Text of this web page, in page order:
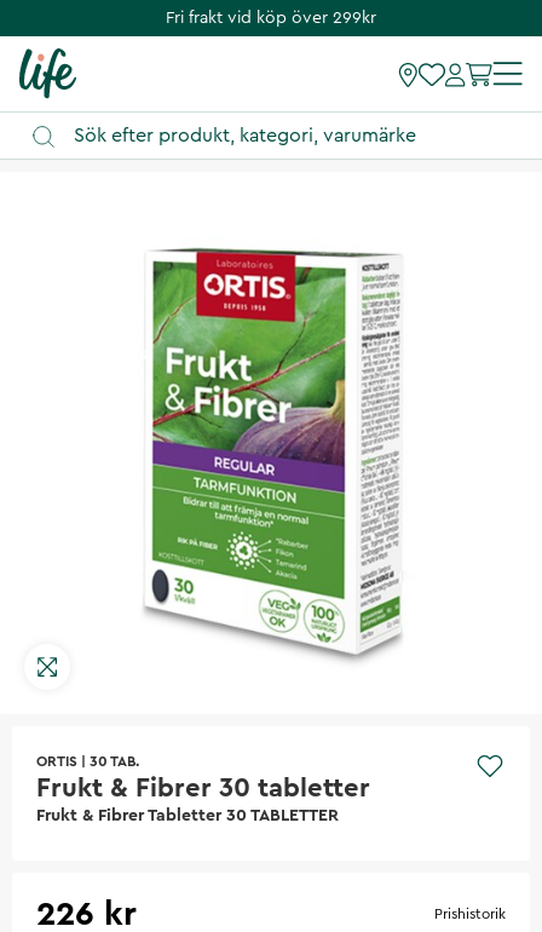
Fri frakt vid köp över 299kr
ORTIS 30 TAB.
Frukt & Fibrer 30 tabletter
Frukt & Fibrer Tabletter 30 TABLETTER
226 kr Prishistorik